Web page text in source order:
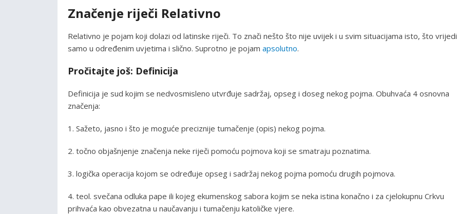
Značenje riječi Relativno
Relativno je pojam koji dolazi od latinske riječi. To znači nešto što nije uvijek i u svim situacijama isto, što vrijedi
samo u određenim uvjetima i slično. Suprotno je pojam apsolutno.
Pročitajte još: Definicija
Definicija je sud kojim se nedvosmisleno utvrđuje sadržaj, opseg i doseg nekog pojma. Obuhvaća 4 osnovna
značenja:
1. Sažeto, jasno i što je moguće preciznije tumačenje (opis) nekog pojma.
2. točno objašnjenje značenja neke riječi pomoću pojmova koji se smatraju poznatima.
3. logička operacija kojom se određuje opseg i sadržaj nekog pojma pomoću drugih pojmova.
4. teol. svečana odluka pape ili kojeg ekumenskog sabora kojim se neka istina konačno i za cjelokupnu Crkvu
prihvaća kao obvezatna u naučavanju i tumačenju katoličke vjere.